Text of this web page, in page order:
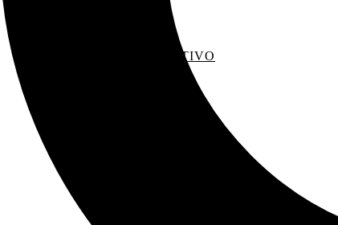
EL SACO CREATIVO